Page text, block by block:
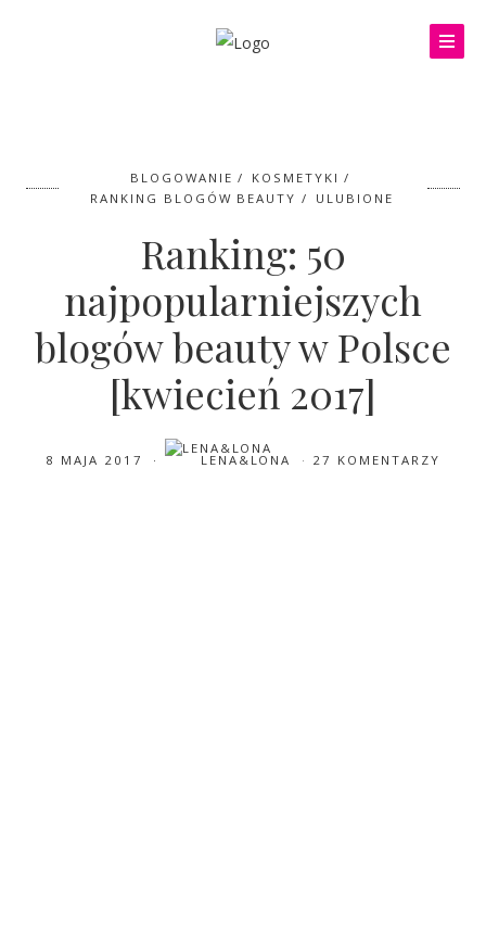
BLOGOWANIE
KOSMETYKI
RANKING BLOGÓW BEAUTY
ULUBIONE
Ranking: 50
najpopularniejszych
blogów beauty w Polsce
[kwiecień 2017]
8 MAJA 2017 LENA&LONA 27 KOMENTARZY